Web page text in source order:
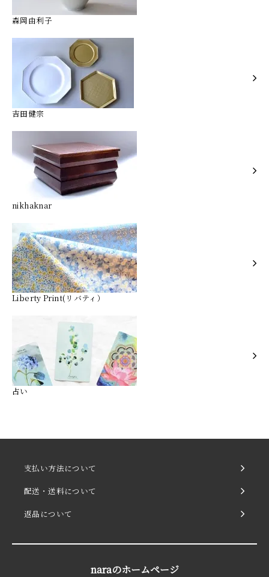
森岡由利子
吉田健宗
nikhaknar
Liberty Print(リバティ）
占い
支払い方法について
配送・送料について
返品について
naraのホームページ